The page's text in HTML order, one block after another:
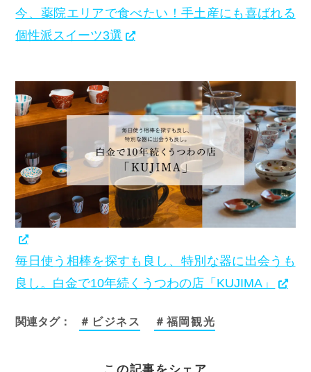
今、薬院エリアで食べたい！手土産にも喜ばれる
個性派スイーツ3選
毎日使う相棒を探すも良し、特別な器に出会うも
良し。白金で10年続くうつわの店「KUJIMA」
関連タグ： ＃ビジネス ＃福岡観光